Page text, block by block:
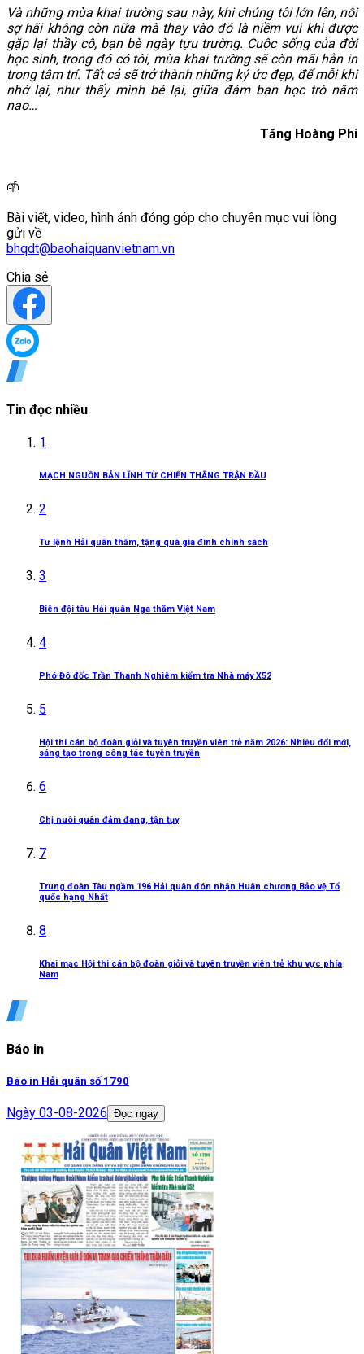
Và những mùa khai trường sau này, khi chúng tôi lớn lên, nỗi
sợ hãi không còn nữa mà thay vào đó là niềm vui khi được
gặp lại thầy cô, bạn bè ngày tựu trường. Cuộc sống của đời
học sinh, trong đó có tôi, mùa khai trường sẽ còn mãi hằn in
trong tâm trí. Tất cả sẽ trở thành những ký ức đẹp, để mỗi khi
nhớ lại, như thấy mình bé lại, giữa đám bạn học trò năm
nao…
Tăng Hoàng Phi
Bài viết, video, hình ảnh đóng góp cho chuyên mục vui lòng
gửi về
bhqdt@baohaiquanvietnam.vn
Chia sẻ
Tin đọc nhiều
1
MẠCH NGUỒN BẢN LĨNH TỪ CHIẾN THẮNG TRẬN ĐẦU
2
Tư lệnh Hải quân thăm, tặng quà gia đình chính sách
3
Biên đội tàu Hải quân Nga thăm Việt Nam
4
Phó Đô đốc Trần Thanh Nghiêm kiểm tra Nhà máy X52
5
Hội thi cán bộ đoàn giỏi và tuyên truyền viên trẻ năm 2026: Nhiều đổi mới,
sáng tạo trong công tác tuyên truyền
6
Chị nuôi quân đảm đang, tận tụy
7
Trung đoàn Tàu ngầm 196 Hải quân đón nhận Huân chương Bảo vệ Tổ
quốc hạng Nhất
8
Khai mạc Hội thi cán bộ đoàn giỏi và tuyên truyền viên trẻ khu vực phía
Nam
Báo in
Báo in Hải quân số 1790
Ngày 03-08-2026 Đọc ngay